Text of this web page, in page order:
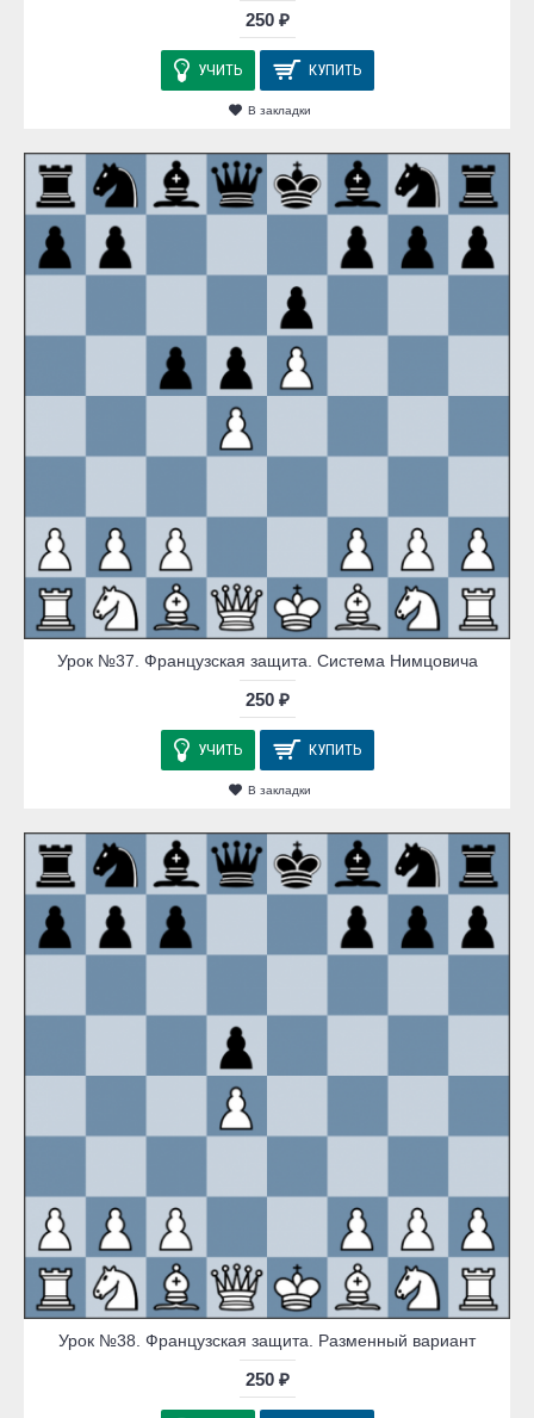
250 ₽
УЧИТЬ КУПИТЬ
В закладки
Урок №37. Французская защита. Система Нимцовича
250 ₽
УЧИТЬ КУПИТЬ
В закладки
Урок №38. Французская защита. Разменный вариант
250 ₽